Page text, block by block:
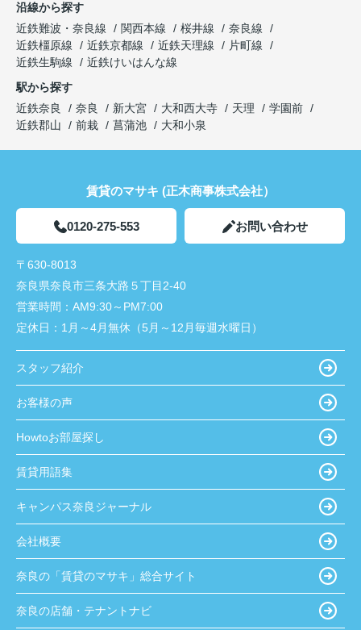
沿線から探す
近鉄難波・奈良線
関西本線 桜井線
奈良線
近鉄橿原線
近鉄京都線 近鉄天理線
片町線
近鉄生駒線
近鉄けいはんな線
駅から探す
近鉄奈良
奈良 新大宮 大和西大寺 天理
学園前
近鉄郡山
前栽 菖蒲池 大和小泉
賃貸のマサキ (正木商事株式会社）
0120-275-553 お問い合わせ
〒630-8013
奈良県奈良市三条大路５丁目2-40
営業時間： AM9:30～PM7:00
定休日： 1月～4月無休（5月～12月毎週水曜日）
スタッフ紹介
お客様の声
Howtoお部屋探し
賃貸用語集
キャンパス奈良ジャーナル
会社概要
奈良の「賃貸のマサキ」総合サイト
奈良の店舗・テナントナビ